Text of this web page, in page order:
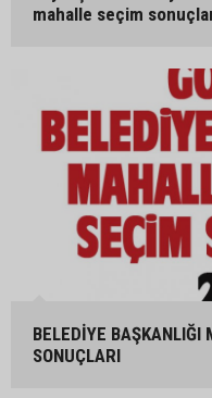
mahalle seçim
BELEDİYE
SONUÇLARI